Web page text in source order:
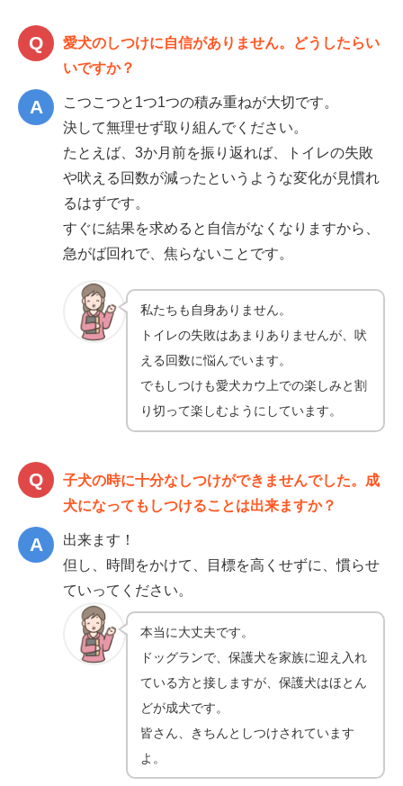
愛犬のしつけに自信がありません。どうしたらい
いですか？
こつこつと1つ1つの積み重ねが大切です。
決して無理せず取り組んでください。
たとえば、3か月前を振り返れば、トイレの失敗
や吠える回数が減ったというような変化が見慣れ
るはずです。
すぐに結果を求めると自信がなくなりますから、
急がば回れで、焦らないことです。
私たちも自身ありません。
トイレの失敗はあまりありませんが、吠
える回数に悩んでいます。
でもしつけも愛犬カウ上での楽しみと割
り切って楽しむようにしています。
子犬の時に十分なしつけができませんでした。成
犬になってもしつけることは出来ますか？
出来ます！
但し、時間をかけて、目標を高くせずに、慣らせ
ていってください。
本当に大丈夫です。
ドッグランで、保護犬を家族に迎え入れ
ている方と接しますが、保護犬はほとん
どが成犬です。
皆さん、きちんとしつけされています
よ。